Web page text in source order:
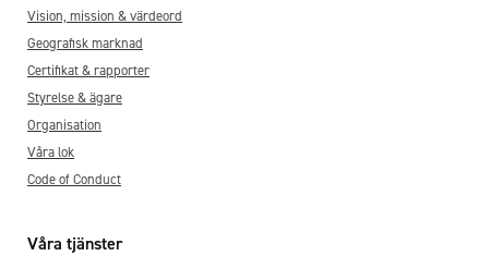
Vision, mission & värdeord
Geografisk marknad
Certifikat & rapporter
Styrelse & ägare
Organisation
Våra lok
Code of Conduct
Våra tjänster